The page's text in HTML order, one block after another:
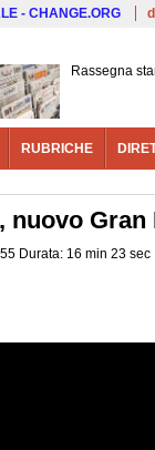
- CHANGE.ORG
Rassegna
RUBRICHE
Durata: 16 min 23 sec